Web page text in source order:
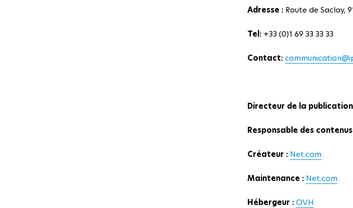
Adresse :Route de Saclay,
Tel: +33 (0)1 69 33 33 33
Contact:
Directeur de la
Responsable des
Créateur : Net.com
Maintenance : Net.com
Hébergeur : OVH